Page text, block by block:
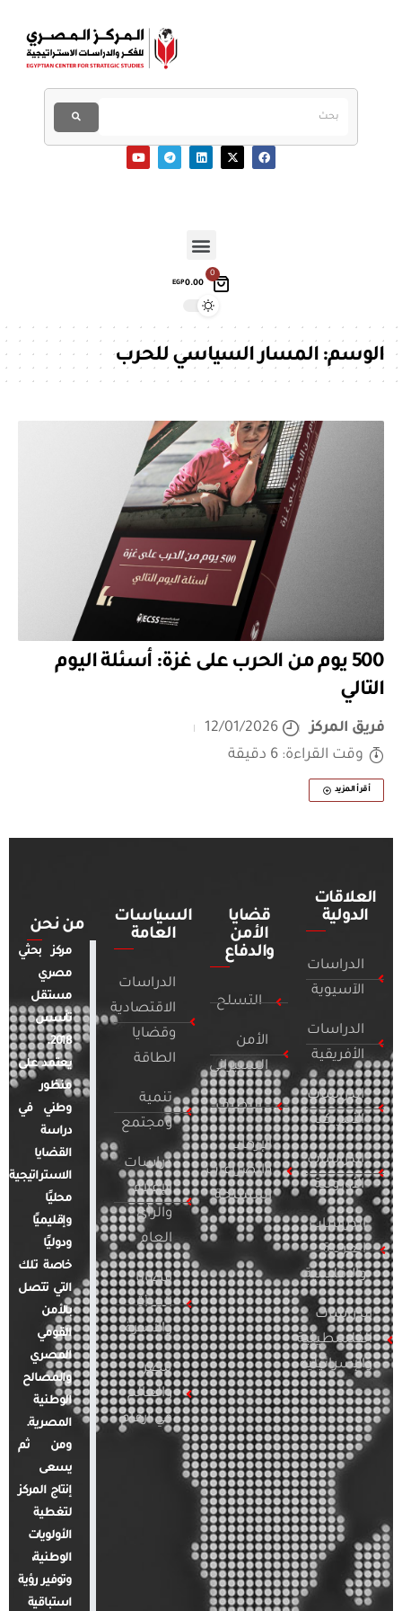
0
EGP0.00
الوسم:المسار السياسي للحرب
500 يوم من الحرب على غزة: أسئلة اليوم
التالي
فريق المركز
12/01/2026
وقت القراءة: 6 دقيقة
أقرأ المزيد
العلاقات
الدولية
الدراسات
الآسيوية
الدراسات
الأفريقية
الدراسات
الأمريكية
الدراسات
الأوروبية
الدراسات
العربية
والإقليمية
الدراسات
الفلسطينية
والإسرائيلية
قضايا
الأمن
والدفاع
التسلح
الأمن
السيبراني
التطرف
الإرهاب
والصراعات
المسلحة
السياسات
العامة
الدراسات
الاقتصادية
وقضايا
الطاقة
تنمية
ومجتمع
دراسات
الإعلام
والرأي
العام
قضايا
المرأة
والأسرة
مصر
والعالم
في أرقام
من نحن
مركز بحثي
مصري
مستقل
تأسس
2018.
يعتمد على
منظور
وطني في
دراسة
القضايا
الاستراتيجية
محليًا
وإقليميًا
ودوليًا
خاصة تلك
التي تتصل
بالأمن
القومي
المصري
والمصالح
الوطنية
المصرية.
ومن ثم
يسعى
إنتاج المركز
لتغطية
الأولويات
الوطنية،
وتوفير رؤية
استباقية